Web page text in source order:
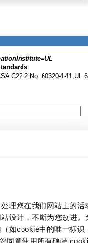
理您在我们网站上的活
设计，不断为您改进。
如cookie中的唯一标识
同意使用所有硕特